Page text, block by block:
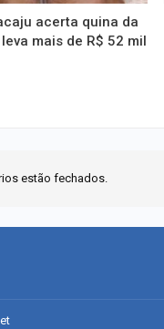
acerta quina da
mais de R$ 52 mil
estão fechados.